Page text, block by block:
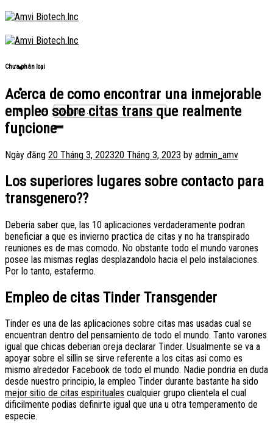
Skip
to
content
Chưa phân loại
Acerca de como encontrar una inmejorable
empleo sobre citas trans que realmente
funcione
Ngày đăng 20 Tháng 3, 202320 Tháng 3, 2023 by admin_amv
Los superiores lugares sobre contacto para
transgenero??
Deberi­a saber que, las 10 aplicaciones verdaderamente podran
beneficiar a que es invierno practica de citas y no ha transpirado
reuniones es de mas comodo. No obstante todo el mundo varones
posee las mismas reglas desplazandolo hacia el pelo instalaciones.
Por lo tanto, estafermo.
Empleo de citas Tinder Transgender
Tinder es una de las aplicaciones sobre citas mas usadas cual se
encuentran dentro del pensamiento de todo el mundo. Tanto varones
igual que chicas deberian oreja declarar Tinder. Usualmente se va a
apoyar sobre el silli­n se sirve referente a los citas asi­ como es
mismo alrededor Facebook de todo el mundo. Nadie pondri­a en duda
desde nuestro principio, la empleo Tinder durante bastante ha sido
mejor sitio de citas espirituales cualquier grupo clientela el cual
dificilmente podias definirte igual que una u otra temperamento de
especie.